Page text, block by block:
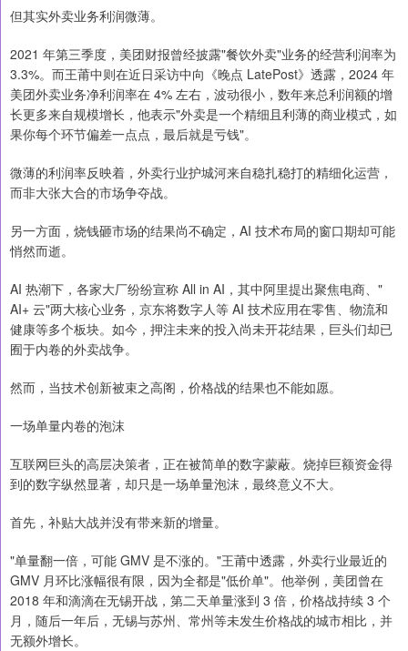
但其实外卖业务利润微薄。
2021 年第三季度，美团财报曾经披露"餐饮外卖"业务的经营利润率为
3.3%。而王莆中则在近日采访中向《晚点 LatePost》透露，2024 年
美团外卖业务净利润率在 4% 左右，波动很小，数年来总利润额的增
长更多来自规模增长，他表示"外卖是一个精细且利薄的商业模式，如
果你每个环节偏差一点点，最后就是亏钱"。
微薄的利润率反映着，外卖行业护城河来自稳扎稳打的精细化运营，
而非大张大合的市场争夺战。
另一方面，烧钱砸市场的结果尚不确定，AI 技术布局的窗口期却可能
悄然而逝。
AI 热潮下，各家大厂纷纷宣称 All in AI，其中阿里提出聚焦电商、"
AI+ 云"两大核心业务，京东将数字人等 AI 技术应用在零售、物流和
健康等多个板块。如今，押注未来的投入尚未开花结果，巨头们却已
囿于内卷的外卖战争。
然而，当技术创新被束之高阁，价格战的结果也不能如愿。
一场单量内卷的泡沫
互联网巨头的高层决策者，正在被简单的数字蒙蔽。烧掉巨额资金得
到的数字纵然显著，却只是一场单量泡沫，最终意义不大。
首先，补贴大战并没有带来新的增量。
"单量翻一倍，可能 GMV 是不涨的。"王莆中透露，外卖行业最近的
GMV 月环比涨幅很有限，因为全都是"低价单"。他举例，美团曾在
2018 年和滴滴在无锡开战，第二天单量涨到 3 倍，价格战持续 3 个
月，随后一年后，无锡与苏州、常州等未发生价格战的城市相比，并
无额外增长。